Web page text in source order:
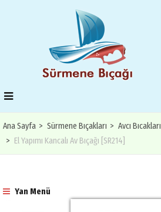
Ana Sayfa Sürmene Bıçakları
Avcı Bıcakları
El Yapımı Kancalı Av Bıçağı [SR214]
Yan Menü